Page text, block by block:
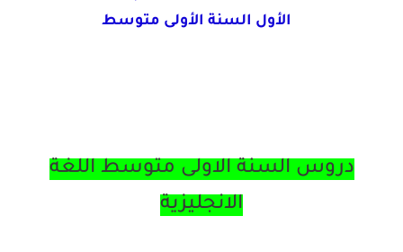
الأول السنة الأولى متوسط
دروس السنة الاولى متوسط اللغة
الانجليزية